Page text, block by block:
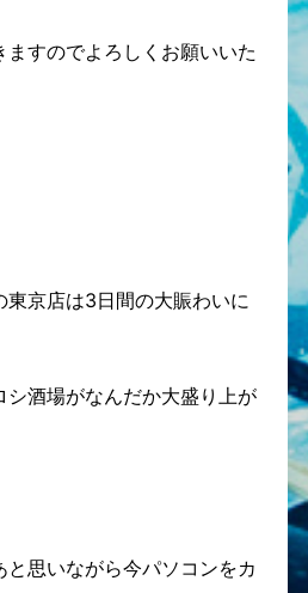
ますのでよろしくお願いいた
東京店は3日間の大賑わいに
シ酒場がなんだか大盛り上が
思いながら今パソコンをカ